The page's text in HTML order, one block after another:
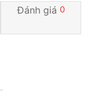
Đánh giá 0